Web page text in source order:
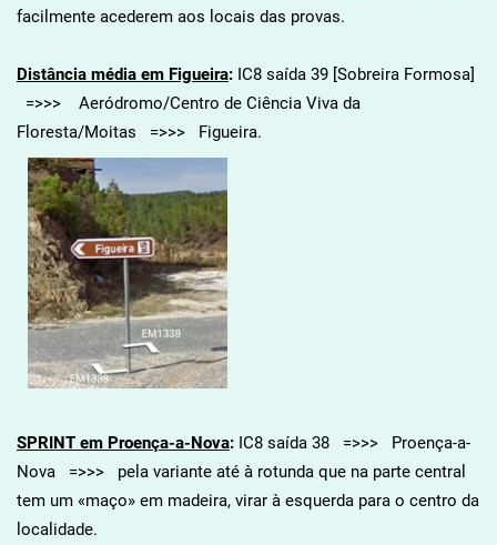
facilmente acederem aos locais das provas.
Distância média em Figueira:IC8 saída 39 [Sobreira Formosa]
=>>> Aeródromo/Centro de Ciência Viva da
Floresta/Moitas =>>> Figueira.
SPRINT em Proença-a-Nova:IC8 saída 38 =>>> Proença-a-
Nova =>>> pela variante até à rotunda que na parte central
tem um «maço» em madeira, virar à esquerda para o centro da
localidade.